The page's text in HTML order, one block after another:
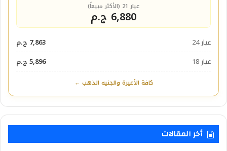
عيار 21 (الأكثر مبيعاً)
6,880 ج.م
عيار 24
7,863 ج.م
عيار 18
5,896 ج.م
كافة الأعيرة والجنيه الذهب ←
أخر المقالات